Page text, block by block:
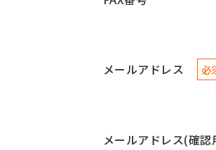
メールアドレス 必
メールアドレス(確認